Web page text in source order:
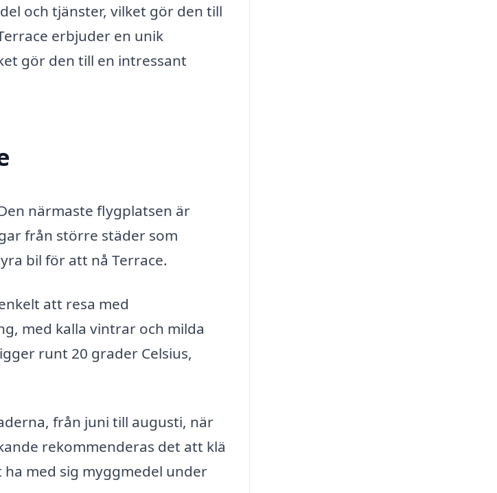
och tjänster, vilket gör den till
erbjuder en unik
gör den till en intressant
närmaste flygplatsen är
från större städer som
bil för att nå Terrace.
att resa med
med kalla vintrar och milda
runt 20 grader Celsius,
från juni till augusti, när
rekommenderas det att klä
med sig myggmedel under